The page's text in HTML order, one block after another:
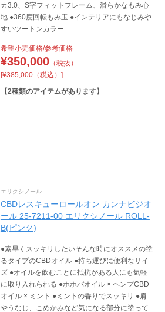
カ3.0、S字フィットフレーム、滑らかなもみ心
地 ●360度回転もみ玉 ●インテリアにもなじみや
すいツートンカラー
希望小売価格/参考価格
¥350,000（税抜）
[¥385,000（税込）]
【2種類のアイテムがあります】
エリクシノール
CBDレスキューロールオン カンナビジオ
ール 25-7211-00 エリクシノール ROLL-
B(ピンク)
●素早くスッキリしたいそんな時にオススメの塗
るタイプのCBDオイル ●持ち運びに便利なサイ
ズ ●オイルを飲むことに抵抗がある人にも気軽
に取り入れられる ●ホホバオイル × ヘンプCBD
オイル × ミント ●ミントの香りでスッキリ ●肩
やうなじ、こめかみなど気になる部分に塗って